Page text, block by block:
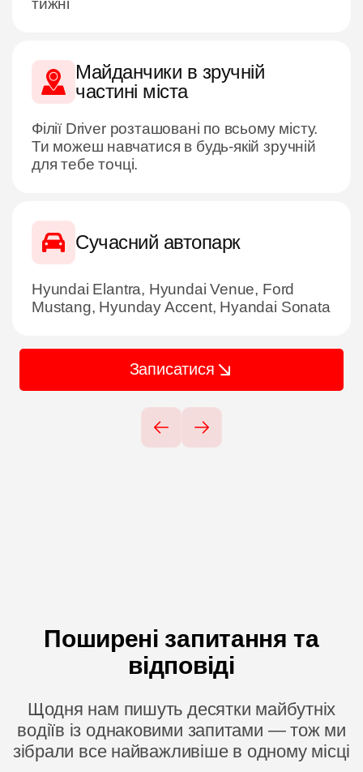
тижні
Майданчики в зручній
частині міста
Філії Driver розташовані по всьому місту.
Ти можеш навчатися в будь-якій зручній
для тебе точці.
Сучасний автопарк
Hyundai Elantra, Hyundai Venue, Ford
Mustang, Hyunday Accent, Hyandai Sonata
Записатися
Поширені запитання та
відповіді
Щодня нам пишуть десятки майбутніх
водіїв із однаковими запитами — тож ми
зібрали все найважливіше в одному місці